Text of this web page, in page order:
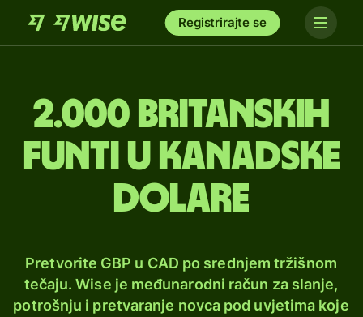
Registrirajte se
2.000 britanskih
funti u kanadske
dolare
Pretvorite GBP u CAD po srednjem tržišnom
tečaju. Wise je međunarodni račun za slanje,
potrošnju i pretvaranje novca pod uvjetima koje